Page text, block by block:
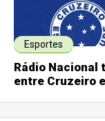
Esportes
Rádio Nacional
entre Cruzeiro